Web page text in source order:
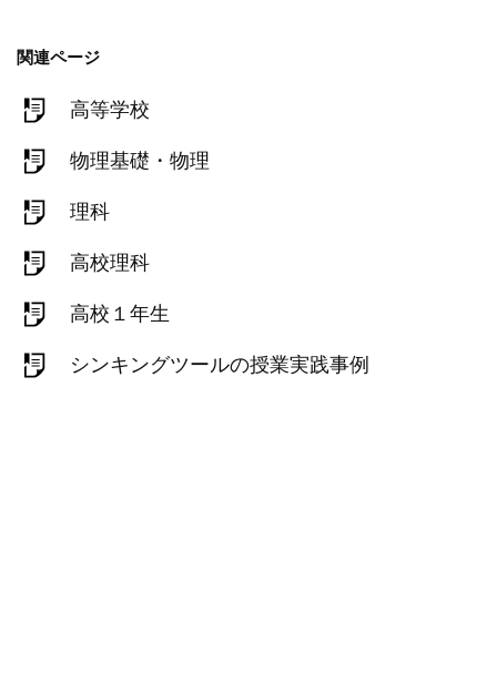
関連ページ
高等学校
物理基礎・物理
理科
高校理科
高校１年生
シンキングツールの授業実践事例